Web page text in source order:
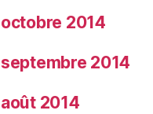
octobre 2014
septembre 2014
août 2014